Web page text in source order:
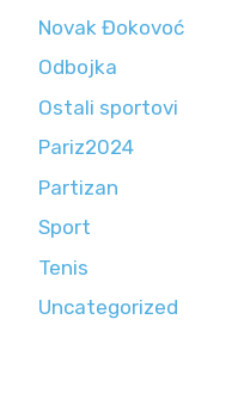
Novak Đokovoć
Odbojka
Ostali sportovi
Pariz2024
Partizan
Sport
Tenis
Uncategorized